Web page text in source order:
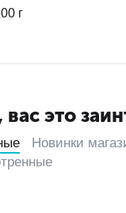
г
это
Новинки